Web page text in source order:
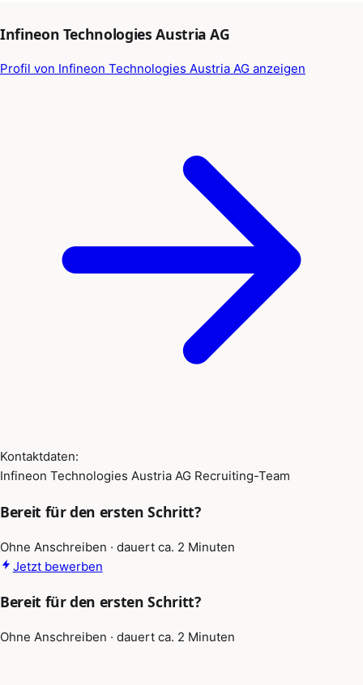
Infineon Technologies Austria AG
Profil von Infineon Technologies Austria AG anzeigen
Kontaktdaten:
Infineon Technologies Austria AG Recruiting-Team
Bereit für den ersten Schritt?
Ohne Anschreiben · dauert ca. 2 Minuten
Jetzt bewerben
Bereit für den ersten Schritt?
Ohne Anschreiben · dauert ca. 2 Minuten